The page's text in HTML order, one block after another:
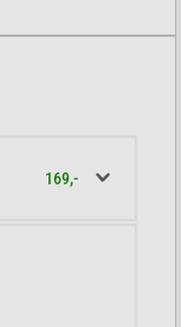
169,-